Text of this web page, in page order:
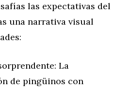
las expectativas del
una narrativa visual
La
de pingüinos con